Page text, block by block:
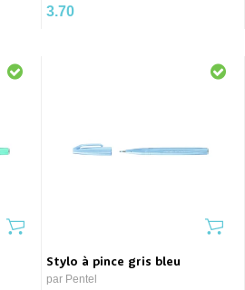
3.70
Stylo à pince gris bleu
par Pentel